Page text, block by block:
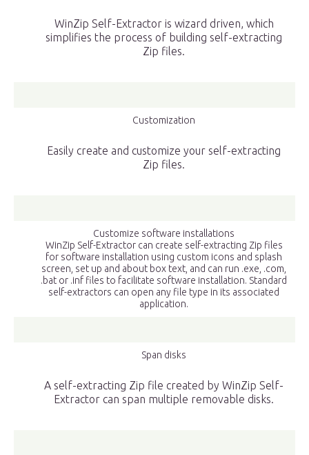
WinZip Self-Extractor is wizard driven, which
simplifies the process of building self-extracting
Zip files.
Customization
Easily create and customize your self-extracting
Zip files.
Customize software installations
WinZip Self-Extractor can create self-extracting Zip files
for software installation using custom icons and splash
screen, set up and about box text, and can run .exe, .com,
.bat or .inf files to facilitate software installation. Standard
self-extractors can open any file type in its associated
application.
Span disks
A self-extracting Zip file created by WinZip Self-
Extractor can span multiple removable disks.